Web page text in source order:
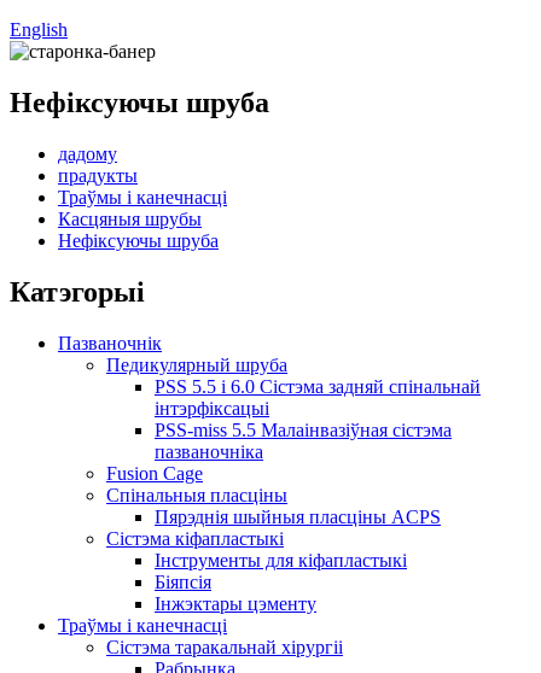
English
Нефіксуючы шруба
дадому
прадукты
Траўмы і канечнасці
Касцяныя шрубы
Нефіксуючы шруба
Катэгорыі
Пазваночнік
Педикулярный шруба
PSS 5.5 і 6.0 Сістэма задняй спінальнай
інтэрфіксацыі
PSS-miss 5.5 Малаінвазіўная сістэма
пазваночніка
Fusion Cage
Спінальныя пласціны
Пярэднія шыйныя пласціны ACPS
Сістэма кіфапластыкі
Інструменты для кіфапластыкі
Біяпсія
Інжэктары цэменту
Траўмы і канечнасці
Сістэма таракальнай хірургіі
Рабрынка